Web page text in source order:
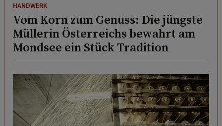
HANDWERK
Vom Korn zum Genuss: Die jüngste
Müllerin Österreichs bewahrt am
Mondsee ein Stück Tradition